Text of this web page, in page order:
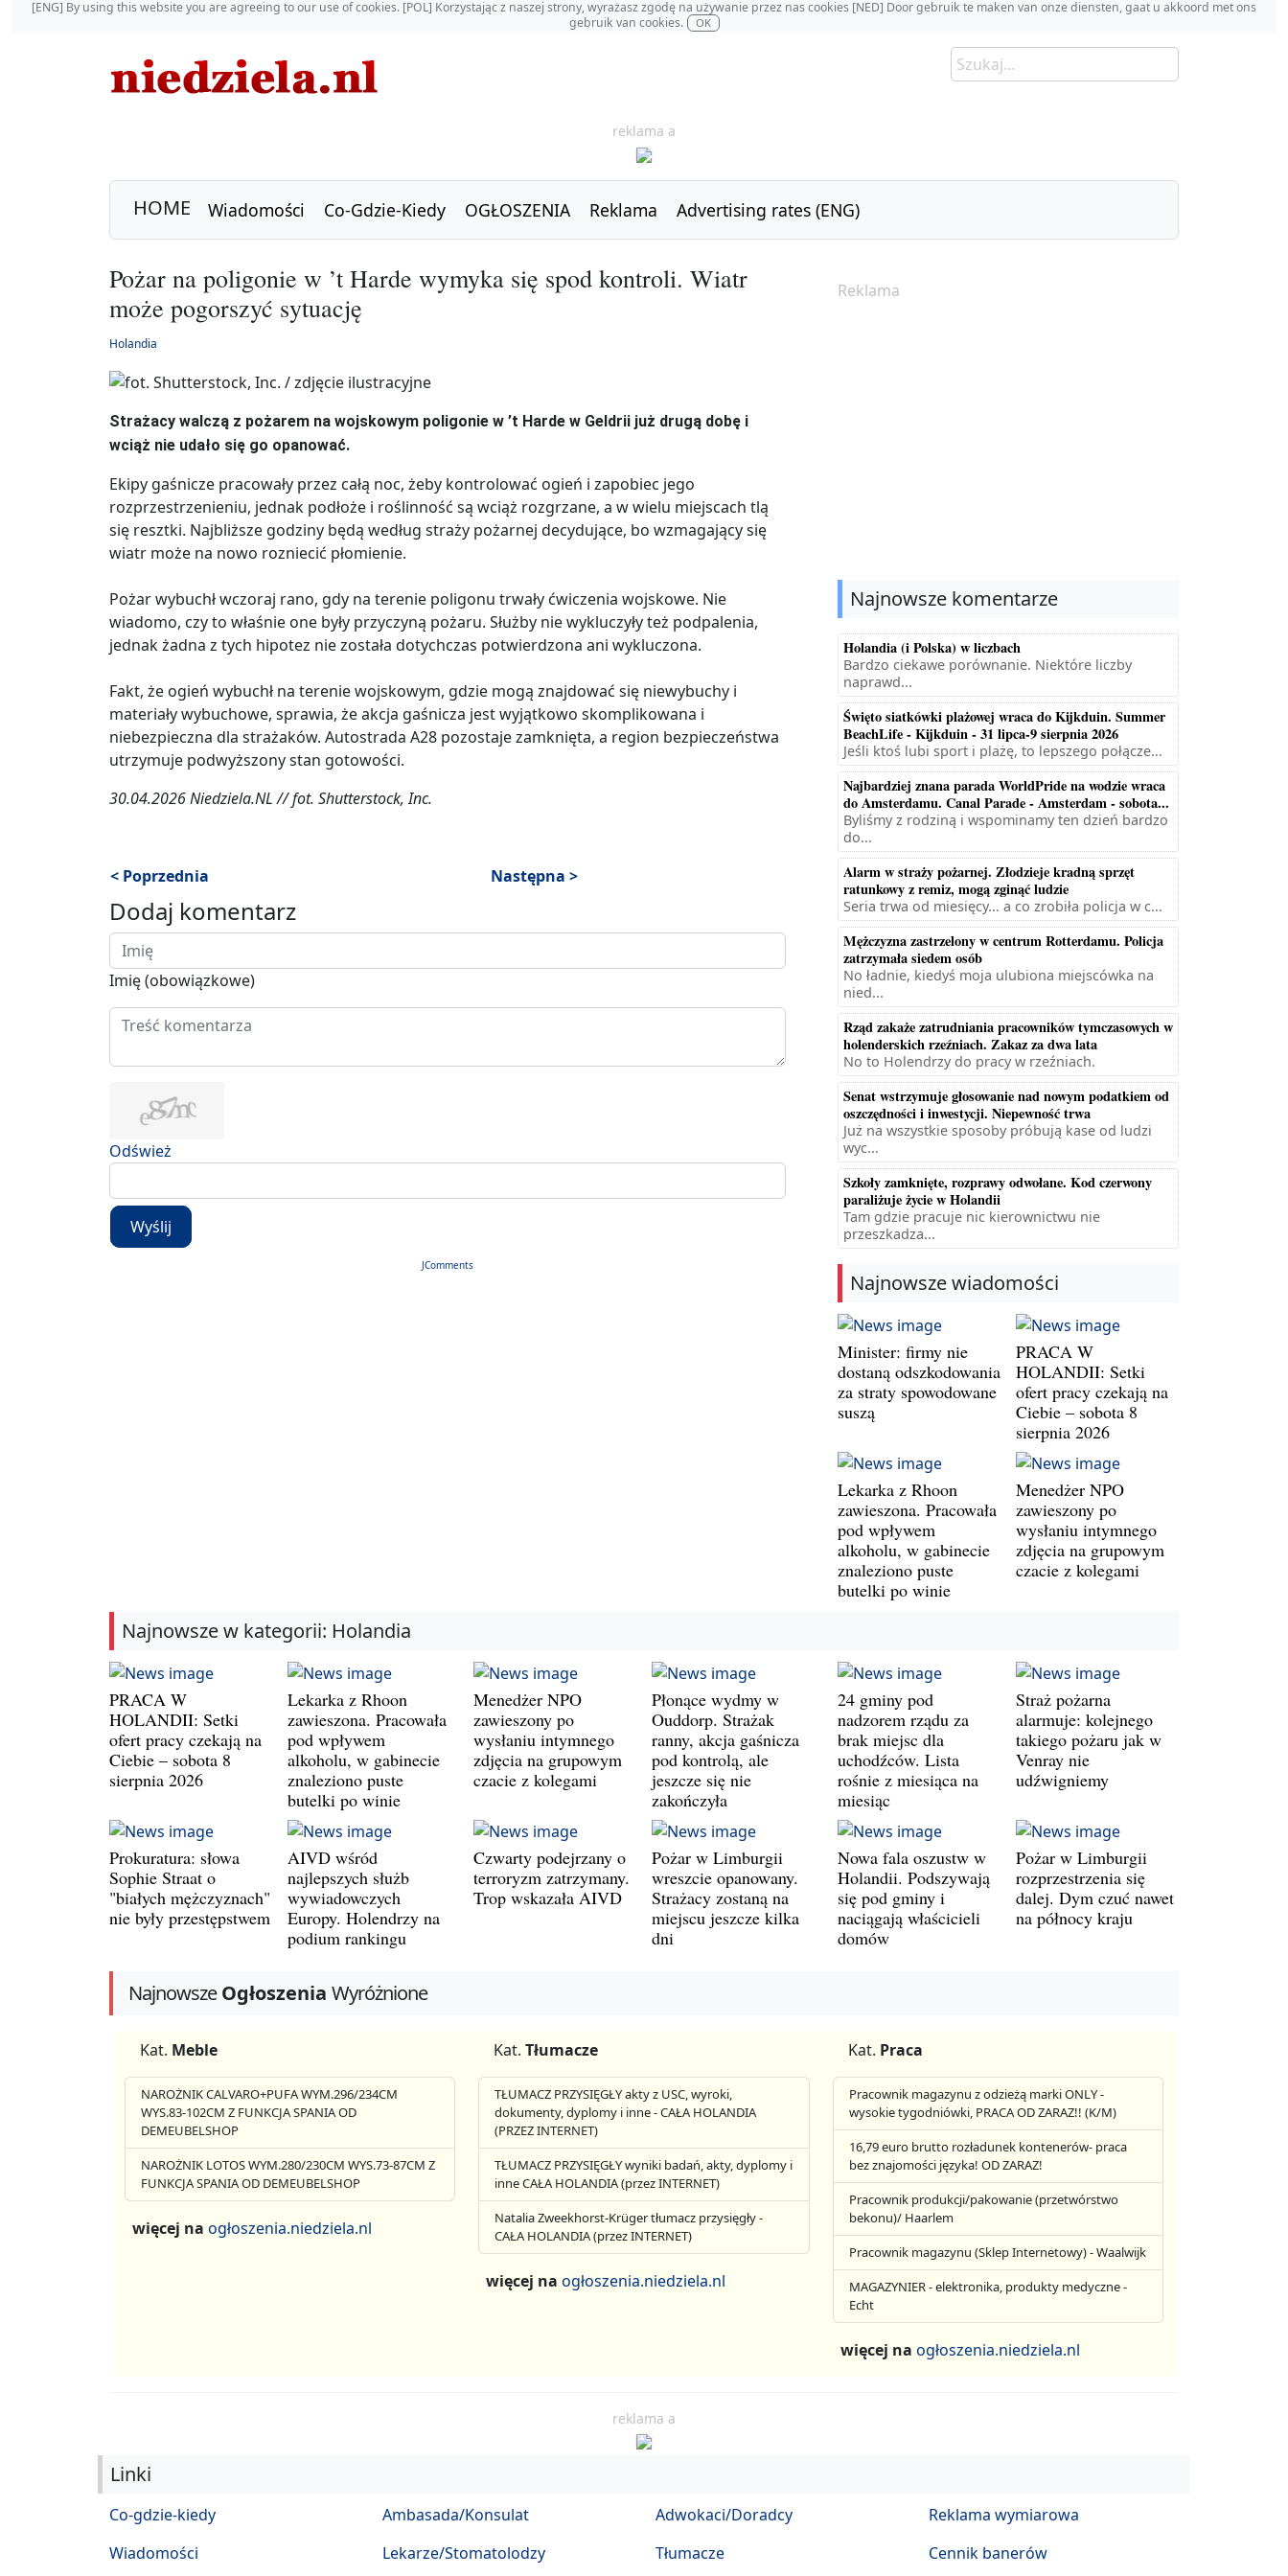
[ENG] By using this website you are agreeing to our use of cookies. [POL] Korzystając z naszej strony, wyrażasz zgodę na używanie przez nas cookies [NED] Door gebruik te maken van onze diensten, gaat u akkoord met ons
gebruik van cookies.
OK
reklama a
HOME Wiadomości Co-Gdzie-Kiedy OGŁOSZENIA Reklama Advertising rates (ENG)
Pożar na poligonie w ’t Harde wymyka się spod kontroli. Wiatr
może pogorszyć sytuację
Holandia
Strażacy walczą z pożarem na wojskowym poligonie w ’t Harde w Geldrii już drugą dobę i
wciąż nie udało się go opanować.
Ekipy gaśnicze pracowały przez całą noc, żeby kontrolować ogień i zapobiec jego
rozprzestrzenieniu, jednak podłoże i roślinność są wciąż rozgrzane, a w wielu miejscach tlą
się resztki. Najbliższe godziny będą według straży pożarnej decydujące, bo wzmagający się
wiatr może na nowo rozniecić płomienie.
Pożar wybuchł wczoraj rano, gdy na terenie poligonu trwały ćwiczenia wojskowe. Nie
wiadomo, czy to właśnie one były przyczyną pożaru. Służby nie wykluczyły też podpalenia,
jednak żadna z tych hipotez nie została dotychczas potwierdzona ani wykluczona.
Fakt, że ogień wybuchł na terenie wojskowym, gdzie mogą znajdować się niewybuchy i
materiały wybuchowe, sprawia, że akcja gaśnicza jest wyjątkowo skomplikowana i
niebezpieczna dla strażaków. Autostrada A28 pozostaje zamknięta, a region bezpieczeństwa
utrzymuje podwyższony stan gotowości.
30.04.2026 Niedziela.NL // fot. Shutterstock, Inc.
< Poprzednia Następna >
Dodaj komentarz
Imię (obowiązkowe)
Odśwież
Wyślij
JComments
Reklama
Najnowsze komentarze
Holandia (i Polska) w liczbach
Bardzo ciekawe porównanie. Niektóre liczby
naprawd...
Święto siatkówki plażowej wraca do Kijkduin. Summer
BeachLife - Kijkduin - 31 lipca-9 sierpnia 2026
Jeśli ktoś lubi sport i plażę, to lepszego połącze...
Najbardziej znana parada WorldPride na wodzie wraca
do Amsterdamu. Canal Parade - Amsterdam - sobota...
Byliśmy z rodziną i wspominamy ten dzień bardzo
do...
Alarm w straży pożarnej. Złodzieje kradną sprzęt
ratunkowy z remiz, mogą zginąć ludzie
Seria trwa od miesięcy... a co zrobiła policja w c...
Mężczyzna zastrzelony w centrum Rotterdamu. Policja
zatrzymała siedem osób
No ładnie, kiedyś moja ulubiona miejscówka na
nied...
Rząd zakaże zatrudniania pracowników tymczasowych w
holenderskich rzeźniach. Zakaz za dwa lata
No to Holendrzy do pracy w rzeźniach.
Senat wstrzymuje głosowanie nad nowym podatkiem od
oszczędności i inwestycji. Niepewność trwa
Już na wszystkie sposoby próbują kase od ludzi
wyc...
Szkoły zamknięte, rozprawy odwołane. Kod czerwony
paraliżuje życie w Holandii
Tam gdzie pracuje nic kierownictwu nie
przeszkadza...
Najnowsze wiadomości
Minister: firmy nie
dostaną odszkodowania
za straty spowodowane
suszą
PRACA W
HOLANDII: Setki
ofert pracy czekają na
Ciebie – sobota 8
sierpnia 2026
Lekarka z Rhoon
zawieszona. Pracowała
pod wpływem
alkoholu, w gabinecie
znaleziono puste
butelki po winie
Menedżer NPO
zawieszony po
wysłaniu intymnego
zdjęcia na grupowym
czacie z kolegami
Najnowsze w kategorii: Holandia
PRACA W
HOLANDII: Setki
ofert pracy czekają na
Ciebie – sobota 8
sierpnia 2026
Lekarka z Rhoon
zawieszona. Pracowała
pod wpływem
alkoholu, w gabinecie
znaleziono puste
butelki po winie
Menedżer NPO
zawieszony po
wysłaniu intymnego
zdjęcia na grupowym
czacie z kolegami
Płonące wydmy w
Ouddorp. Strażak
ranny, akcja gaśnicza
pod kontrolą, ale
jeszcze się nie
zakończyła
24 gminy pod
nadzorem rządu za
brak miejsc dla
uchodźców. Lista
rośnie z miesiąca na
miesiąc
Straż pożarna
alarmuje: kolejnego
takiego pożaru jak w
Venray nie
udźwigniemy
Prokuratura: słowa
Sophie Straat o
"białych mężczyznach"
nie były przestępstwem
AIVD wśród
najlepszych służb
wywiadowczych
Europy. Holendrzy na
podium rankingu
Czwarty podejrzany o
terroryzm zatrzymany.
Trop wskazała AIVD
Pożar w Limburgii
wreszcie opanowany.
Strażacy zostaną na
miejscu jeszcze kilka
dni
Nowa fala oszustw w
Holandii. Podszywają
się pod gminy i
naciągają właścicieli
domów
Pożar w Limburgii
rozprzestrzenia się
dalej. Dym czuć nawet
na północy kraju
NajnowszeOgłoszenia Wyróżnione
Kat. Meble
NAROŻNIK CALVARO+PUFA WYM.296/234CM
WYS.83-102CM Z FUNKCJA SPANIA OD
DEMEUBELSHOP
NAROŻNIK LOTOS WYM.280/230CM WYS.73-87CM Z
FUNKCJA SPANIA OD DEMEUBELSHOP
więcej na ogłoszenia.niedziela.nl
Kat. Tłumacze
TŁUMACZ PRZYSIĘGŁY akty z USC, wyroki,
dokumenty, dyplomy i inne - CAŁA HOLANDIA
(PRZEZ INTERNET)
TŁUMACZ PRZYSIĘGŁY wyniki badań, akty, dyplomy i
inne CAŁA HOLANDIA (przez INTERNET)
Natalia Zweekhorst-Krüger tłumacz przysięgły -
CAŁA HOLANDIA (przez INTERNET)
więcej naogłoszenia.niedziela.nl
Kat. Praca
Pracownik magazynu z odzieżą marki ONLY -
wysokie tygodniówki, PRACA OD ZARAZ!! (K/M)
16,79 euro brutto rozładunek kontenerów- praca
bez znajomości języka! OD ZARAZ!
Pracownik produkcji/pakowanie (przetwórstwo
bekonu)/ Haarlem
Pracownik magazynu (Sklep Internetowy) - Waalwijk
MAGAZYNIER - elektronika, produkty medyczne -
Echt
więcej na ogłoszenia.niedziela.nl
reklama a
Linki
Co-gdzie-kiedy
Wiadomości
Ambasada/Konsulat
Lekarze/Stomatolodzy
Adwokaci/Doradcy
Tłumacze
Reklama wymiarowa
Cennik banerów